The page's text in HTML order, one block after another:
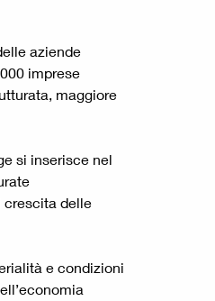
aziende
imprese
maggiore
si inserisce nel
crescita delle
e condizioni